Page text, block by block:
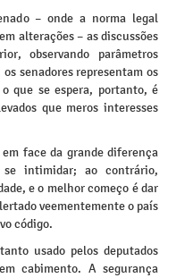
– onde a norma legal
alterações – as discussões
observando parâmetros
senadores representam os
que se espera, portanto, é
que meros interesses
face da grande diferença
se intimidar; ao contrário,
e o melhor começo é dar
veementemente o país
código.
usado pelos deputados
cabimento. A segurança